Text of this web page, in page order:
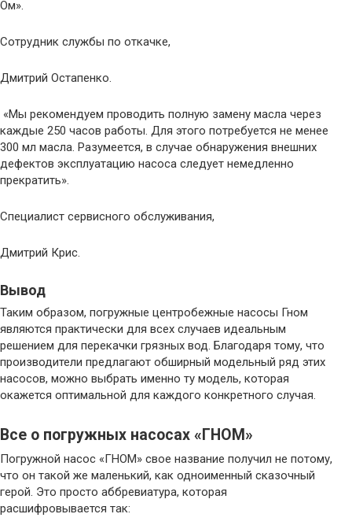
Ом».
Сотрудник службы по откачке,
Дмитрий Остапенко.
«Мы рекомендуем проводить полную замену масла через
каждые 250 часов работы. Для этого потребуется не менее
300 мл масла. Разумеется, в случае обнаружения внешних
дефектов эксплуатацию насоса следует немедленно
прекратить».
Специалист сервисного обслуживания,
Дмитрий Крис.
Вывод
Таким образом, погружные центробежные насосы Гном
являются практически для всех случаев идеальным
решением для перекачки грязных вод. Благодаря тому, что
производители предлагают обширный модельный ряд этих
насосов, можно выбрать именно ту модель, которая
окажется оптимальной для каждого конкретного случая.
Все о погружных насосах «ГНОМ»
Погружной насос «ГНОМ» свое название получил не потому,
что он такой же маленький, как одноименный сказочный
герой. Это просто аббревиатура, которая
расшифровывается так: